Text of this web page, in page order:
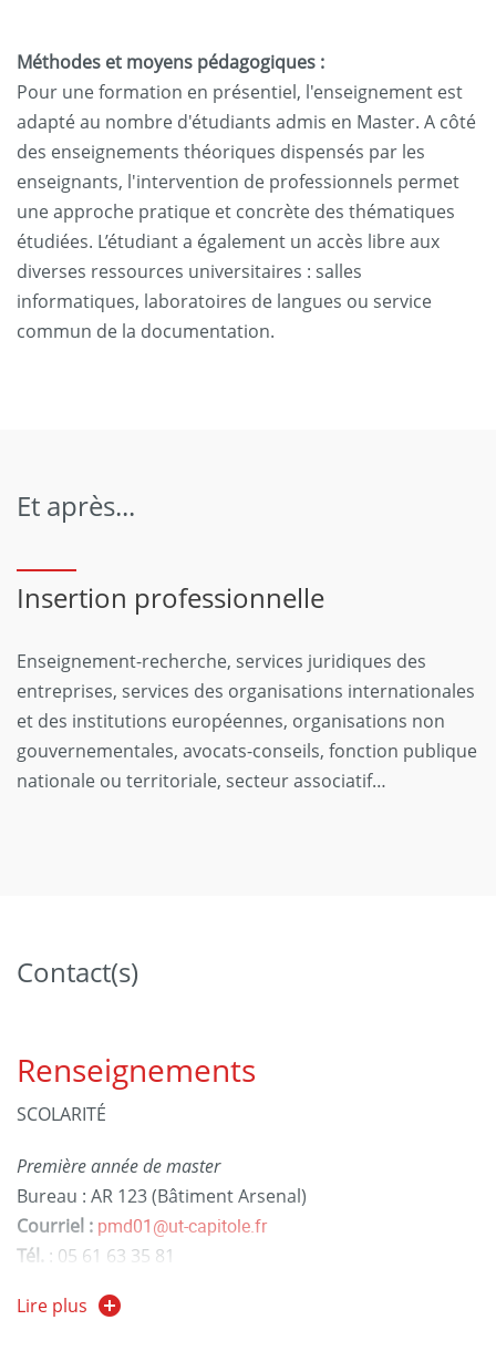
Méthodes et moyens pédagogiques :
Pour une formation en présentiel, l'enseignement est
adapté au nombre d'étudiants admis en Master. A côté
des enseignements théoriques dispensés par les
enseignants, l'intervention de professionnels permet
une approche pratique et concrète des thématiques
étudiées. L’étudiant a également un accès libre aux
diverses ressources universitaires : salles
informatiques, laboratoires de langues ou service
commun de la documentation.
Et après...
Insertion professionnelle
Enseignement-recherche, services juridiques des
entreprises, services des organisations internationales
et des institutions européennes, organisations non
gouvernementales, avocats-conseils, fonction publique
nationale ou territoriale, secteur associatif…
Contact(s)
Renseignements
SCOLARITÉ
Première année de master
Bureau : AR 123 (Bâtiment Arsenal)
Courriel : pmd01@ut-capitole.fr
Tél. : 05 61 63 35 81
Seconde année de master :
Lire plus